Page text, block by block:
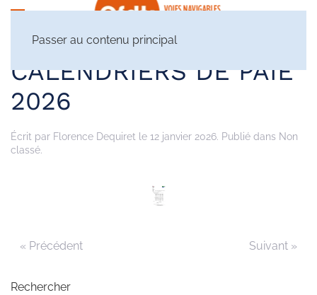
Passer au contenu principal
CALENDRIERS DE PAIE
2026
Écrit par Florence Dequiret le 12 janvier 2026. Publié dans Non
classé.
« Précédent Suivant »
Rechercher